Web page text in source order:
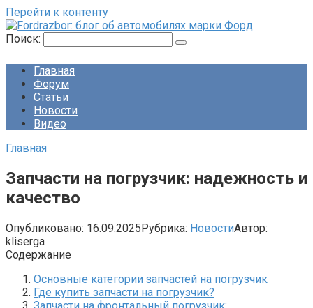
Перейти к контенту
Поиск:
Главная
Форум
Статьи
Новости
Видео
Главная
Запчасти на погрузчик: надежность и
качество
Опубликовано: 16.09.2025Рубрика: НовостиАвтор:
kliserga
Содержание
Основные категории запчастей на погрузчик
Где купить запчасти на погрузчик?